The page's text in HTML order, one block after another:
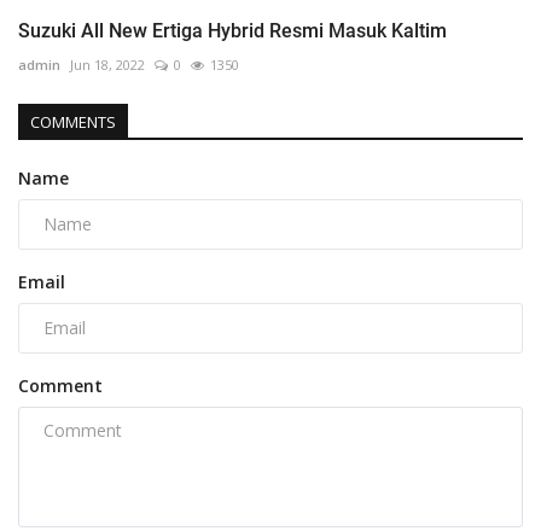
Suzuki All New Ertiga Hybrid Resmi Masuk Kaltim
admin Jun 18, 2022 0 1350
COMMENTS
Name
Email
Comment